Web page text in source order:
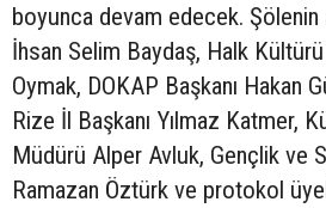
boyunca devam edecek. Şölenin
İhsan Selim Baydaş, Halk
Oymak, DOKAP Başkanı Hakan
Rize İl Başkanı Yılmaz Katmer,
Müdürü Alper Avluk, Gençlik ve
Ramazan Öztürk ve protokol